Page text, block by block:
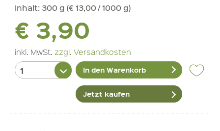
Inhalt: 300 g (€ 13,00 / 1000 g)
€ 3,90
inkl. MwSt. zzgl. Versandkosten
In den Warenkorb
Jetzt kaufen